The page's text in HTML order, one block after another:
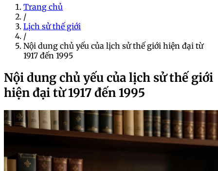
Trang chủ
/
Lịch sử thế giới
/
Nội dung chủ yếu của lịch sử thế giới hiện đại từ
1917 đến 1995
Nội dung chủ yếu của lịch sử thế giới
hiện đại từ 1917 đến 1995